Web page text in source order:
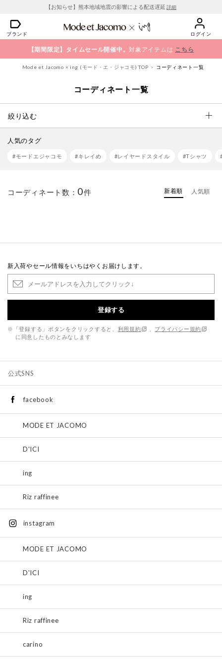
【お知らせ】熊本地域地震の影響による配送遅延 詳細
ブランド ログイン
【期間限定】タイムセール開催中。対象アイテムは こちら
Mode et Jacomo × ing (モード・エ・ジャコモ) TOP コーディネート一覧
コーディネート一覧
絞り込む
人気のタグ
#モードエジャコモ #キレイめ #レイヤードスタイル #Tシャツ
コーディネート数： 0件 新着順 人気順
新入荷やセール情報をいちはやくお届けします。
登録する
※「登録する」ボタンをクリックすると、 利用規約
プライバシー規約
に同意したものとみなします
公式SNS
facebook
MODE ET JACOMO
D'ICI
ing
Riz raffinee
instagram
MODE ET JACOMO
D'ICI
ing
Riz raffinee
carino